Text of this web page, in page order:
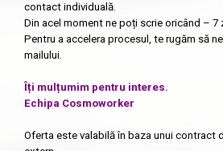
contact individuală.
Din acel moment ne poți scrie oricând – 7
Pentru a accelera procesul, te rugăm să
mailului.
Îți mulțumim pentru interes.
Echipa Cosmoworker
Oferta este valabilă în baza unui contract